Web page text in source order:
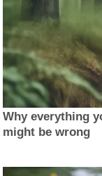
Why everything
might be wrong